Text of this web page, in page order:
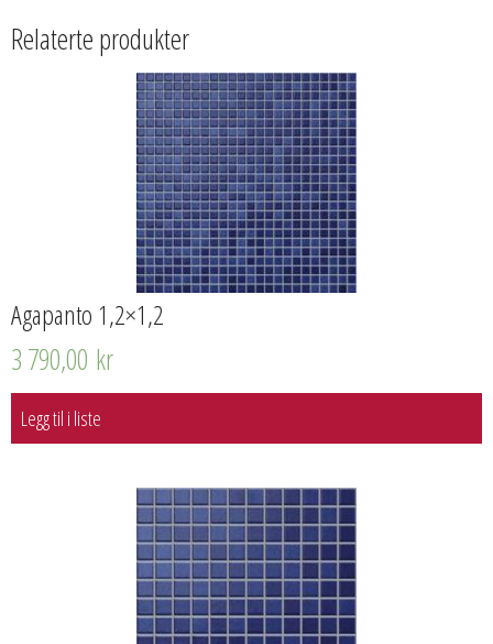
Relaterte produkter
Agapanto 1,2×1,2
3 790,00 kr
Legg til i liste